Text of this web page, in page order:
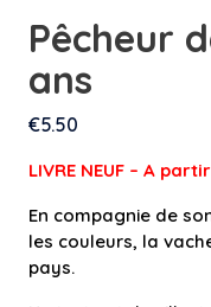
Pêcheur
ans
€5.50
LIVRE NEUF – A
En compagnie de
les couleurs, la
pays.